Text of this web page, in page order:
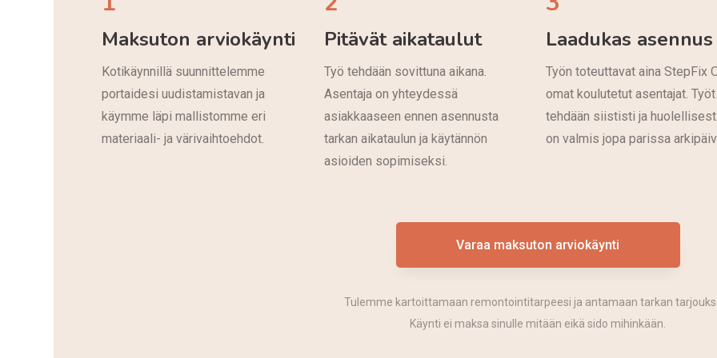
Maksuton arviokäynti
Kotikäynnillä suunnittelemme
portaidesi uudistamistavan ja
käymme läpi mallistomme eri
materiaali- ja värivaihtoehdot.
Pitävät aikataulut
Työ tehdään sovittuna aikana.
Asentaja on yhteydessä
asiakkaaseen ennen asennusta
tarkan aikataulun ja käytännön
asioiden sopimiseksi.
Laadukas asennus
Työn toteuttavat aina StepFix
omat koulutetut asentajat. Työt
tehdään siististi ja
on valmis jopa parissa
Varaa maksuton arviokäynti
Tulemme kartoittamaan remontointitarpeesi ja antamaan tarkan
Käynti ei maksa sinulle mitään eikä sido mihinkään.